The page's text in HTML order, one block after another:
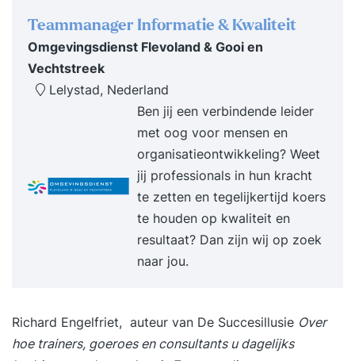
lichaamstaal, stemgebruik, gebaren, in- en uit het
verhaal stappen, interactie met je publiek, etc.
Maar bovenal hoe ben je ECHT en overtuigend. Ik
help je uit die stijve 'presentatiemodus' te
stappen, zodat je authentiek presenteert. Deze
gerichte persoonlijke feedback verandert je
ingesleten presentatiestijl: je zult merken dat
mensen ineens écht naar je luisteren!
Experimenteren, proberen, oefenen De hele
training is een mengelmoes van theorie,
voorbeelden zien en horen, je verhaal bijschaven,
zelf uitproberen en veel oefenen. Je werkt aan
soms de vraag om iets nog eens opnieuw te
doen, maar dan anders. Bij jezelf en de andere
Teammanager Informatie & Kwaliteit
Omgevingsdienst Flevoland & Gooi en
Vechtstreek
Lelystad, Nederland
Ben jij een verbindende leider
met oog voor mensen en
organisatieontwikkeling? Weet
jij professionals in hun kracht
te zetten en tegelijkertijd koers
te houden op kwaliteit en
resultaat? Dan zijn wij op zoek
naar jou.
Richard Engelfriet, auteur van De Succesillusie Over
hoe trainers, goeroes en consultants u dagelijks